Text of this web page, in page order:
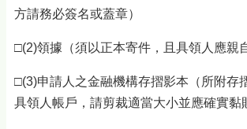
方請務必簽名或蓋章）
□(2)領據（須以正本寄件，且具領人應親
□(3)申請人之金融機構存摺影本（所附存
具領人帳戶，請剪裁適當大小並應確實黏